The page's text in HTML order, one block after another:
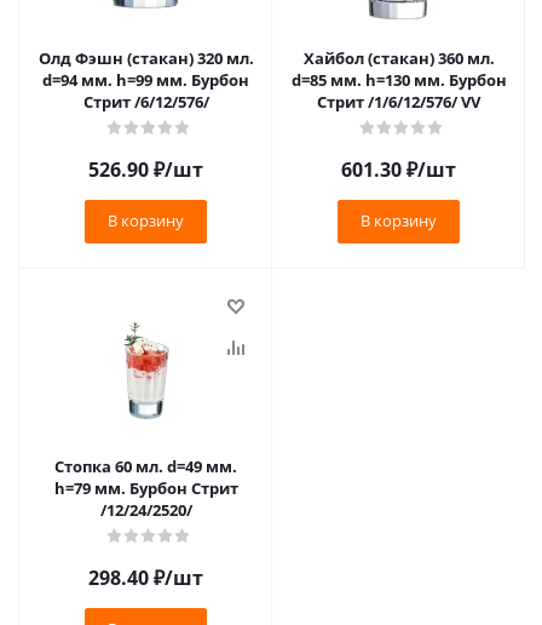
Олд Фэшн (стакан) 320 мл.
d=94 мм. h=99 мм. Бурбон
Стрит /6/12/576/
526.90₽/шт
В корзину
Хайбол (стакан) 360 мл.
d=85 мм. h=130 мм. Бурбон
Стрит /1/6/12/576/ VV
601.30₽/шт
В корзину
Стопка 60 мл. d=49 мм.
h=79 мм. Бурбон Стрит
/12/24/2520/
298.40₽/шт